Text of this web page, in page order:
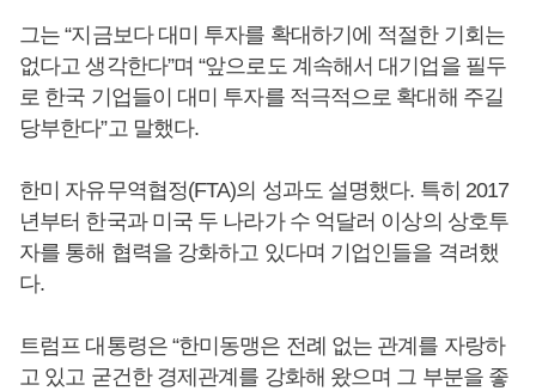
그는 “지금보다 대미 투자를 확대하기에 적절한 기회는
없다고 생각한다”며 “앞으로도 계속해서 대기업을 필두
로 한국 기업들이 대미 투자를 적극적으로 확대해 주길
당부한다”고 말했다.
한미 자유무역협정(FTA)의 성과도 설명했다. 특히 2017
년부터 한국과 미국 두 나라가 수 억달러 이상의 상호투
자를 통해 협력을 강화하고 있다며 기업인들을 격려했
다.
트럼프 대통령은 “한미동맹은 전례 없는 관계를 자랑하
고 있고 굳건한 경제관계를 강화해 왔으며 그 부분을 좋